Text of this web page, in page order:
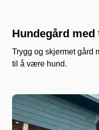
Hundegård med
Trygg og skjermet gård
til å være hund.